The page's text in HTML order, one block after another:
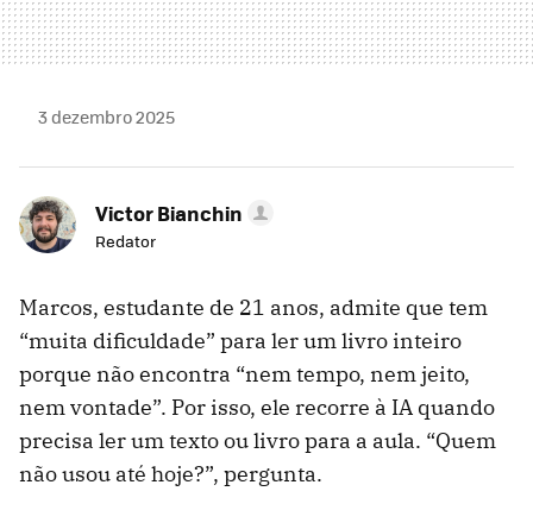
3 dezembro 2025
Victor Bianchin
Redator
Marcos, estudante de 21 anos, admite que tem
“muita dificuldade” para ler um livro inteiro
porque não encontra “nem tempo, nem jeito,
nem vontade”. Por isso, ele recorre à IA quando
precisa ler um texto ou livro para a aula. “Quem
não usou até hoje?”, pergunta.